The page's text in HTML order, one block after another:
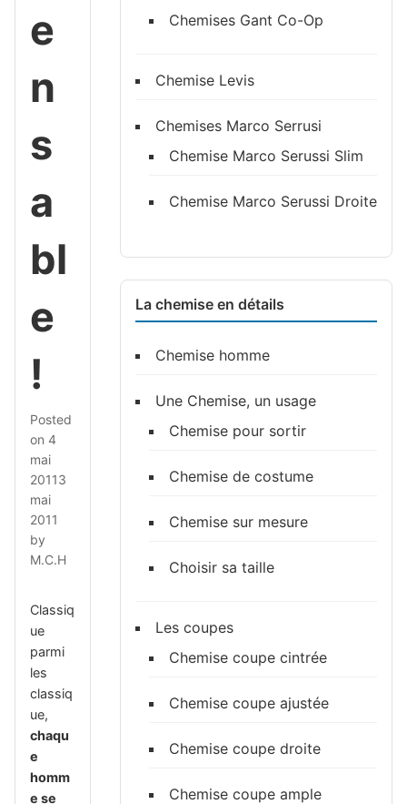
e
n
s
a
bl
e
!
Posted
on 4
mai
20113
mai
2011
by
M.C.H
Classiq
ue
parmi
les
classiq
ue,
chaqu
e
homm
e se
Chemises Gant Co-Op
Chemise Levis
Chemises Marco Serrusi
Chemise Marco Serussi Slim
Chemise Marco Serussi Droite
La chemise en détails
Chemise homme
Une Chemise, un usage
Chemise pour sortir
Chemise de costume
Chemise sur mesure
Choisir sa taille
Les coupes
Chemise coupe cintrée
Chemise coupe ajustée
Chemise coupe droite
Chemise coupe ample